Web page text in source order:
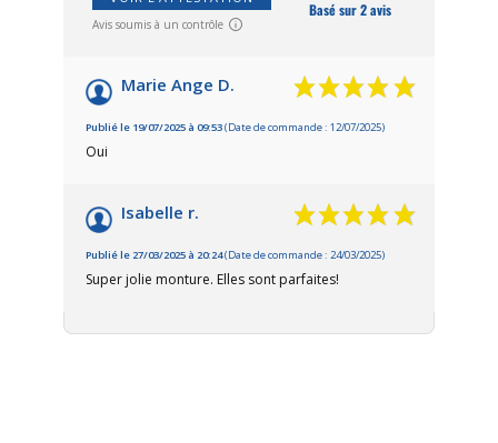
Avis soumis à un contrôle
Basé sur 2 avis
Marie Ange D.
Publié le 19/07/2025 à 09:53(Date de commande : 12/07/2025)
Oui
Isabelle r.
Publié le 27/03/2025 à 20:24(Date de commande : 24/03/2025)
Super jolie monture. Elles sont parfaites!